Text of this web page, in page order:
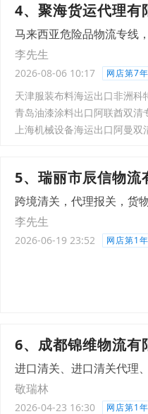
4、聚海货运代理有
马来西亚危险品物流专线
李先生
2026-08-06 10:17 网店第7年
天津服装布料海运出口非洲
青岛油漆涂料出口阿联酋双
上海机械设备海运出口阿曼
5、瑞丽市辰信物流
跨境清关，代理报关，货
李先生
2026-06-19 23:52 网店第1年
6、成都锦维物流有
进口清关、进口清关代理
敬瑞林
2026-04-23 16:30 网店第1年